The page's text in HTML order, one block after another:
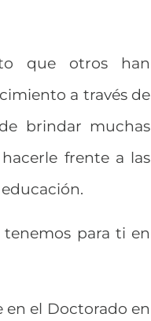
que otros han
a través de
brindar muchas
frente a las
para ti en
en el Doctorado en